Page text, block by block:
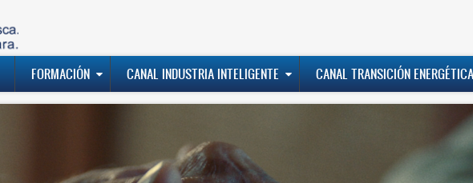
FORMACIÓN CANAL INDUSTRIA INTELIGENTE CANAL TRANSICIÓN